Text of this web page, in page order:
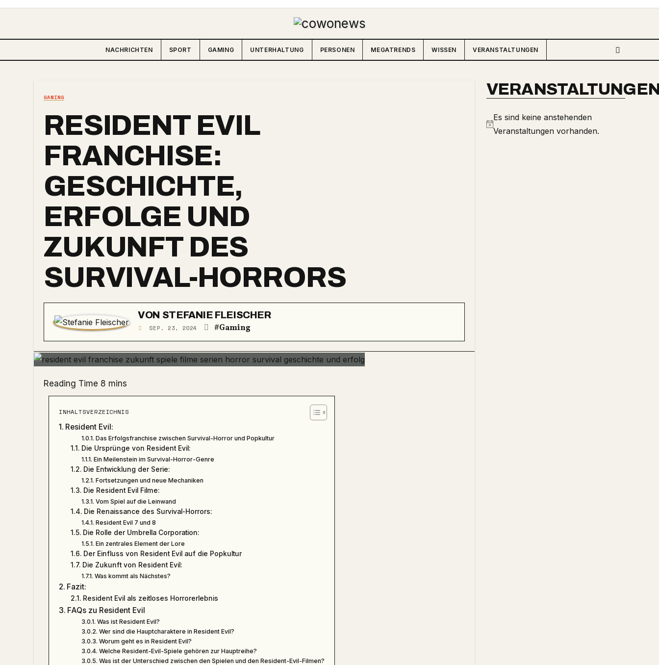
NACHRICHTEN SPORT GAMING UNTERHALTUNG PERSONEN MEGATRENDS WISSEN VERANSTALTUNGEN
GAMING
RESIDENT EVIL
FRANCHISE:
GESCHICHTE,
ERFOLGE UND
ZUKUNFT DES
SURVIVAL-HORRORS
VON STEFANIE FLEISCHER
SEP. 23, 2024 #Gaming
INHALTSVERZEICHNIS
Resident Evil:
Das Erfolgsfranchise zwischen Survival-Horror und Popkultur
Die Ursprünge von Resident Evil:
Ein Meilenstein im Survival-Horror-Genre
Die Entwicklung der Serie:
Fortsetzungen und neue Mechaniken
Die Resident Evil Filme:
Vom Spiel auf die Leinwand
Die Renaissance des Survival-Horrors:
Resident Evil 7 und 8
Die Rolle der Umbrella Corporation:
Ein zentrales Element der Lore
Der Einfluss von Resident Evil auf die Popkultur
Die Zukunft von Resident Evil:
Was kommt als Nächstes?
Fazit:
Resident Evil als zeitloses Horrorerlebnis
FAQs zu Resident Evil
Was ist Resident Evil?
Wer sind die Hauptcharaktere in Resident Evil?
Worum geht es in Resident Evil?
Welche Resident-Evil-Spiele gehören zur Hauptreihe?
Was ist der Unterschied zwischen den Spielen und den Resident-Evil-Filmen?
Hinweis
Es sind keine anstehenden
Veranstaltungen vorhanden.